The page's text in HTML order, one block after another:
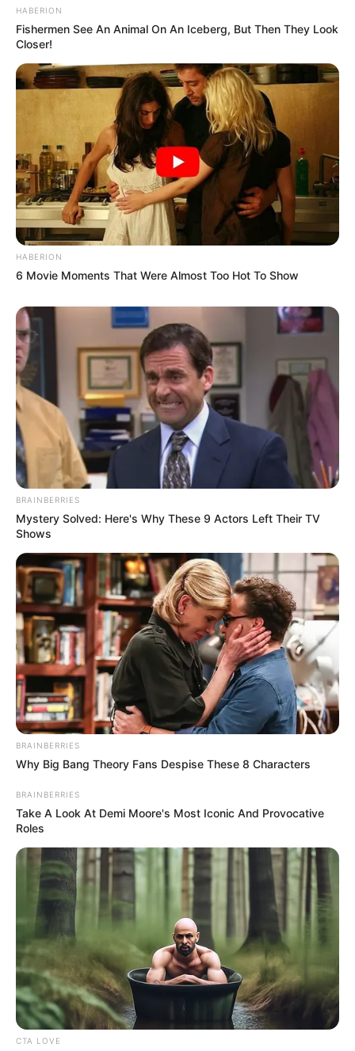
HABERION
Fishermen See An Animal On An Iceberg, But Then They Look
Closer!
HABERION
6 Movie Moments That Were Almost Too Hot To Show
BRAINBERRIES
Mystery Solved: Here's Why These 9 Actors Left Their TV
Shows
BRAINBERRIES
Why Big Bang Theory Fans Despise These 8 Characters
BRAINBERRIES
Take A Look At Demi Moore's Most Iconic And Provocative
Roles
CTA LOVE